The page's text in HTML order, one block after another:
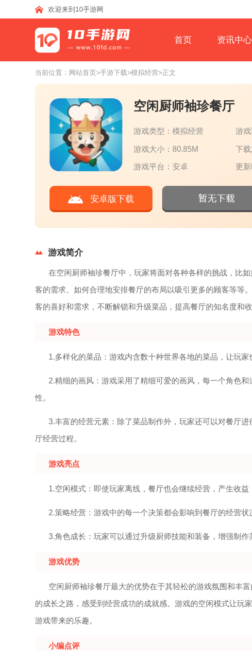
欢迎来到10手游网
首页 资讯中心
当前位置： 网站首页>手游下载>模拟经营>正文
空闲厨师袖珍餐厅
游戏类型：模拟经营 游
游戏大小：80.85M 下
游戏平台：安卓 更
安卓版下载
游戏简介
在空闲厨师袖珍餐厅中，玩家将面对各种各样的挑战，比
客的需求、如何合理地安排餐厅的布局以吸引更多的顾客等等
客的喜好和需求，不断解锁和升级菜品，提高餐厅的知名度和收
游戏特色
1.多样化的菜品：游戏内含数十种世界各地的菜品，让玩家
2.精细的画风：游戏采用了精细可爱的画风，每一个角色
性。
3.丰富的经营元素：除了菜品制作外，玩家还可以对餐厅
厅经营过程。
游戏亮点
1.空闲模式：即使玩家离线，餐厅也会继续经营，产生收
2.策略经营：游戏中的每一个决策都会影响到餐厅的经营
3.角色成长：玩家可以通过升级厨师技能和装备，增强制作
游戏优势
空闲厨师袖珍餐厅最大的优势在于其轻松的游戏氛围和丰
的成长之路，感受到经营成功的成就感。游戏的空闲模式让玩
游戏带来的乐趣。
小编点评